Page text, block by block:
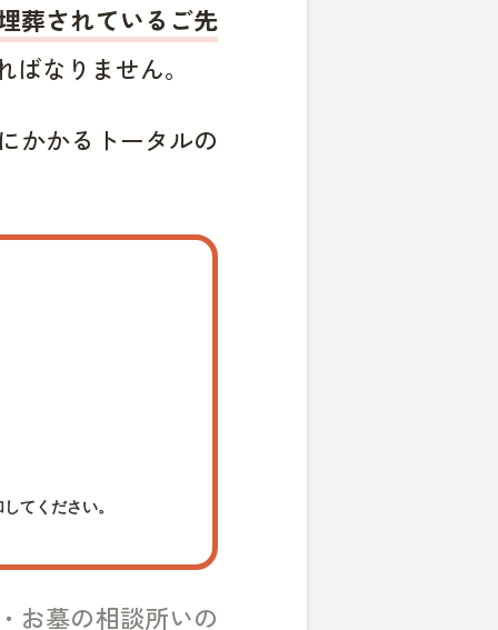
葬されているご先
ばなりません。
かかるトータルの
てください。
お墓の相談所いの